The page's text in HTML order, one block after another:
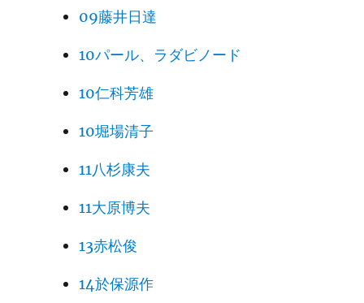
09藤井日達
10パール、ラダビノード
10仁科芳雄
10堀場清子
11八杉康夫
11大原博夫
13赤松俊
14於保源作